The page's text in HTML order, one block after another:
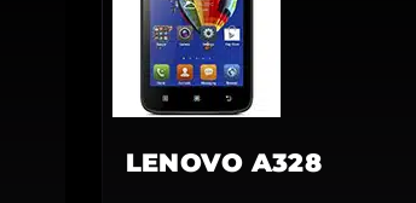
LENOVO A328